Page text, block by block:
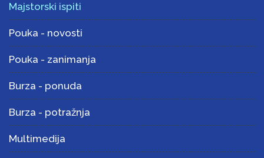
Majstorski ispiti
Pouka - novosti
Pouka - zanimanja
Burza - ponuda
Burza - potražnja
Multimedija